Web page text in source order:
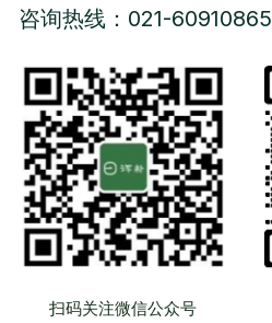
咨询热线：021-60910865
扫码关注微信公众号